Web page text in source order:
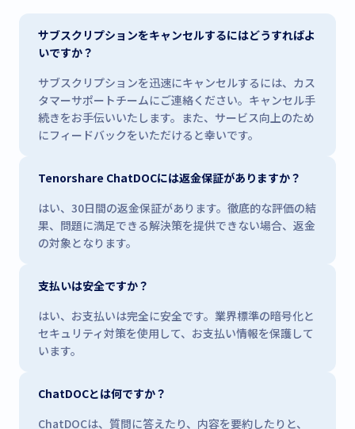
サブスクリプションをキャンセルするにはどうすればよ
いですか？
サブスクリプションを迅速にキャンセルするには、カス
タマーサポートチームにご連絡ください。キャンセル手
続きをお手伝いいたします。また、サービス向上のため
にフィードバックをいただけると幸いです。
Tenorshare ChatDOCには返金保証がありますか？
はい、30日間の返金保証があります。徹底的な評価の結
果、問題に満足できる解決策を提供できない場合、返金
の対象となります。
支払いは安全ですか？
はい、お支払いは完全に安全です。業界標準の暗号化と
セキュリティ対策を使用して、お支払い情報を保護して
います。
ChatDOCとは何ですか？
ChatDOCは、質問に答えたり、内容を要約したりと、